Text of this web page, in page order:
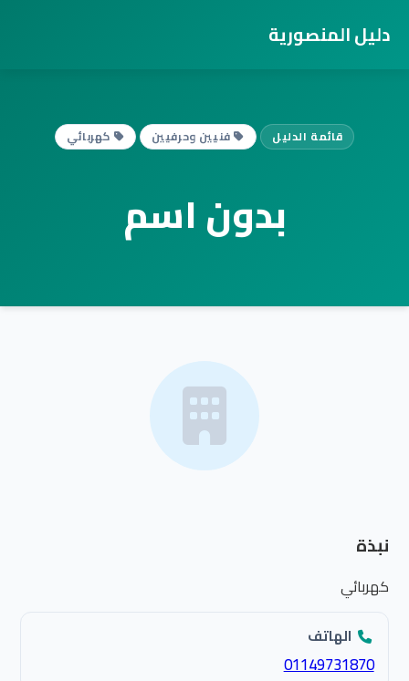
دليل المنصورية
قائمة الدليل فنيين وحرفيين كهربائي
بدون اسم
نبذة
كهربائي
الهاتف
01149731870